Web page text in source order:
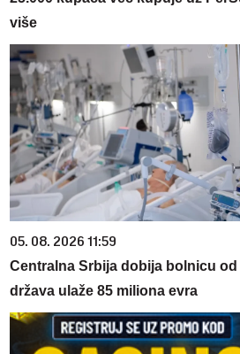
više
05. 08. 2026 11:59
Centralna Srbija dobija bolnicu
država ulaže 85 miliona evra